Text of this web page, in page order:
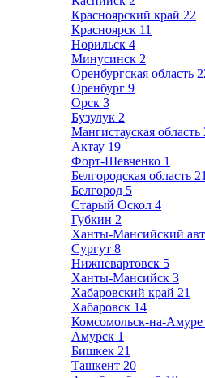
Красноярский край 22
Красноярск 11
Норильск 4
Минусинск 2
Оренбургская область
Оренбург 9
Орск 3
Бузулук 2
Мангистауская область
Актау 19
Форт-Шевченко 1
Белгородская область 21
Белгород 5
Старый Оскол 4
Губкин 2
Ханты-Мансийский
Сургут 8
Нижневартовск 5
Ханты-Мансийск 3
Хабаровский край 21
Хабаровск 14
Комсомольск-на-Амуре
Амурск 1
Бишкек 21
Ташкент 20